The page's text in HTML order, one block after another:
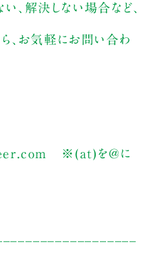
、解決しない場合など、
、お気軽にお問い合わ
※(at)を@に